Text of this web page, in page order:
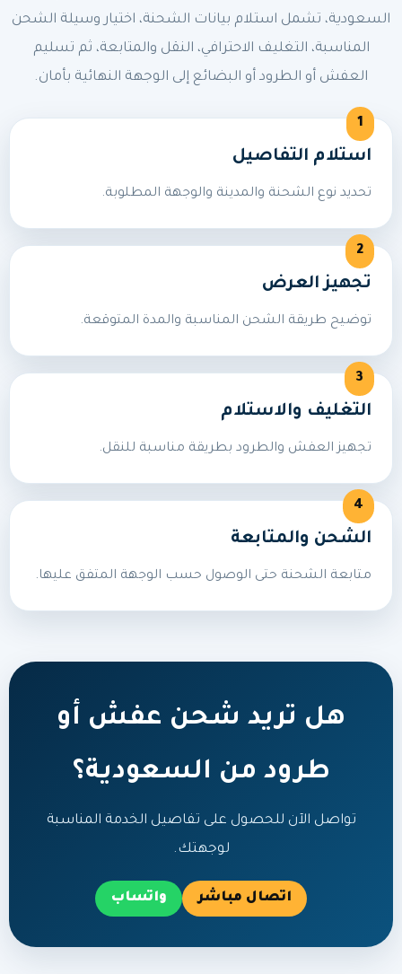
السعودية، تشمل استلام بيانات الشحنة، اختيار وسيلة الشحن
المناسبة، التغليف الاحترافي، النقل والمتابعة، ثم تسليم
العفش أو الطرود أو البضائع إلى الوجهة النهائية بأمان.
استلام التفاصيل
تحديد نوع الشحنة والمدينة والوجهة المطلوبة.
تجهيز العرض
توضيح طريقة الشحن المناسبة والمدة المتوقعة.
التغليف والاستلام
تجهيز العفش والطرود بطريقة مناسبة للنقل.
الشحن والمتابعة
متابعة الشحنة حتى الوصول حسب الوجهة المتفق عليها.
هل تريد شحن عفش أو
طرود من السعودية؟
تواصل الآن للحصول على تفاصيل الخدمة المناسبة
لوجهتك.
اتصال مباشر واتساب